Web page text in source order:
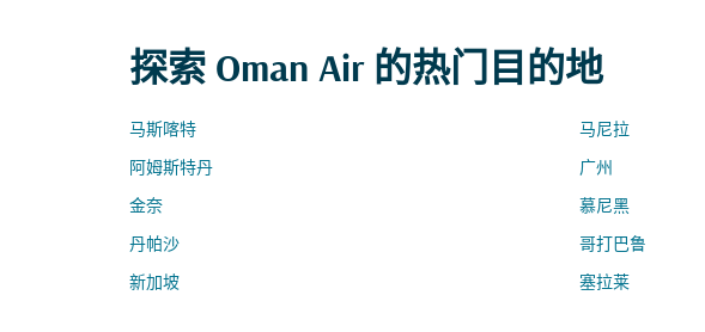
探索 Oman Air 的热门目的地
马斯喀特 马尼拉
阿姆斯特丹 广州
金奈 慕尼黑
丹帕沙 哥打巴鲁
新加坡 塞拉莱